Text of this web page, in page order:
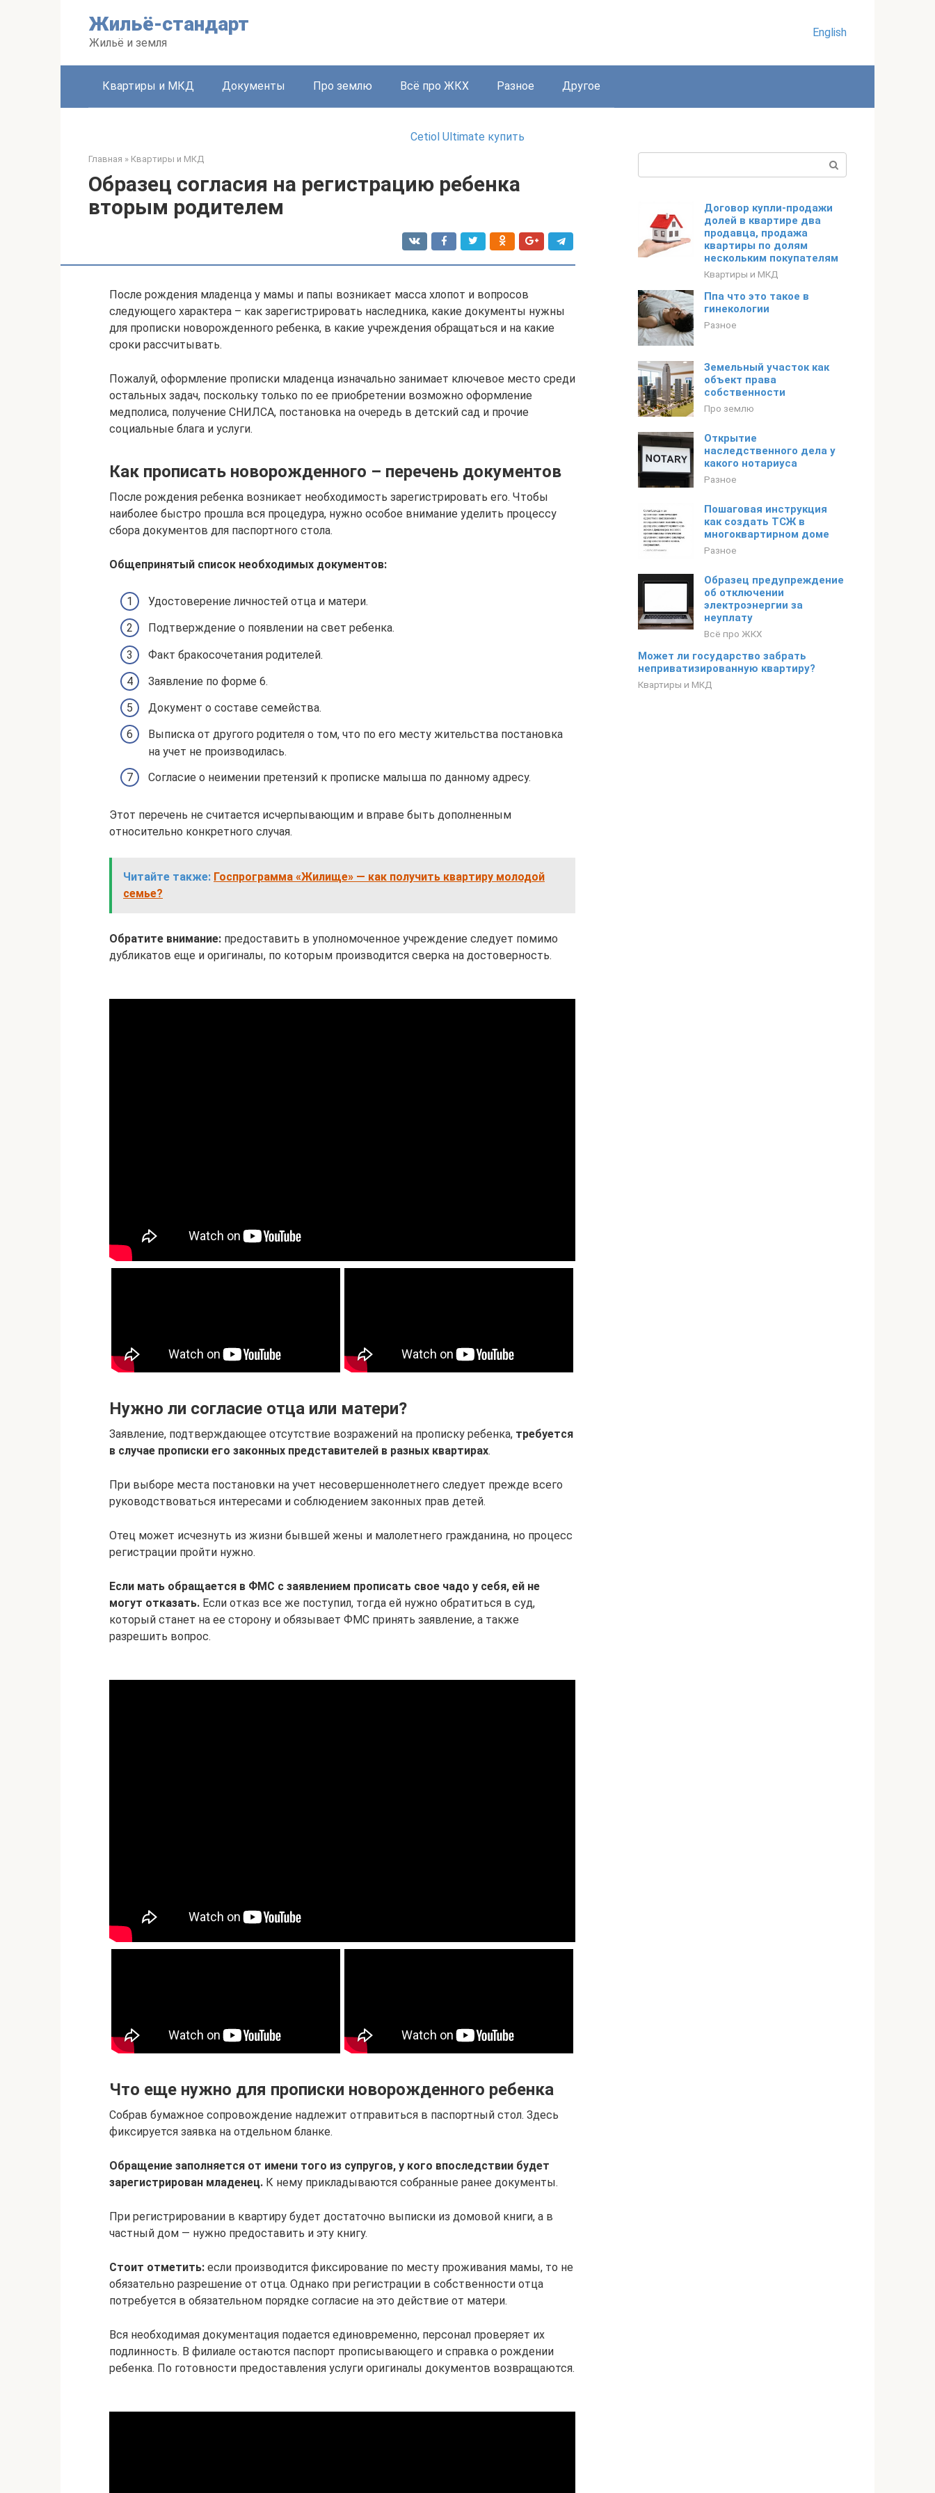
Жильё-стандарт
Жильё и земля
English
Квартиры и МКД Документы Про землю Всё про ЖКХ Разное Другое
Cetiol Ultimate купить
Главная » Квартиры и МКД
Образец согласия на регистрацию ребенка
вторым родителем
После рождения младенца у мамы и папы возникает масса хлопот и вопросов
следующего характера – как зарегистрировать наследника, какие документы нужны
для прописки новорожденного ребенка, в какие учреждения обращаться и на какие
сроки рассчитывать.
Пожалуй, оформление прописки младенца изначально занимает ключевое место среди
остальных задач, поскольку только по ее приобретении возможно оформление
медполиса, получение СНИЛСА, постановка на очередь в детский сад и прочие
социальные блага и услуги.
Как прописать новорожденного – перечень документов
После рождения ребенка возникает необходимость зарегистрировать его. Чтобы
наиболее быстро прошла вся процедура, нужно особое внимание уделить процессу
сбора документов для паспортного стола.
Общепринятый список необходимых документов:
Удостоверение личностей отца и матери.
Подтверждение о появлении на свет ребенка.
Факт бракосочетания родителей.
Заявление по форме 6.
Документ о составе семейства.
Выписка от другого родителя о том, что по его месту жительства постановка
на учет не производилась.
Согласие о неимении претензий к прописке малыша по данному адресу.
Этот перечень не считается исчерпывающим и вправе быть дополненным
относительно конкретного случая.
Читайте также: Госпрограмма «Жилище» — как получить квартиру молодой
семье?
Обратите внимание: предоставить в уполномоченное учреждение следует помимо
дубликатов еще и оригиналы, по которым производится сверка на достоверность.
Нужно ли согласие отца или матери?
Заявление, подтверждающее отсутствие возражений на прописку ребенка, требуется
в случае прописки его законных представителей в разных квартирах.
При выборе места постановки на учет несовершеннолетнего следует прежде всего
руководствоваться интересами и соблюдением законных прав детей.
Отец может исчезнуть из жизни бывшей жены и малолетнего гражданина, но процесс
регистрации пройти нужно.
Если мать обращается в ФМС с заявлением прописать свое чадо у себя, ей не
могут отказать. Если отказ все же поступил, тогда ей нужно обратиться в суд,
который станет на ее сторону и обязывает ФМС принять заявление, а также
разрешить вопрос.
Что еще нужно для прописки новорожденного ребенка
Собрав бумажное сопровождение надлежит отправиться в паспортный стол. Здесь
фиксируется заявка на отдельном бланке.
Обращение заполняется от имени того из супругов, у кого впоследствии будет
зарегистрирован младенец. К нему прикладываются собранные ранее документы.
При регистрировании в квартиру будет достаточно выписки из домовой книги, а в
частный дом — нужно предоставить и эту книгу.
Стоит отметить: если производится фиксирование по месту проживания мамы, то не
обязательно разрешение от отца. Однако при регистрации в собственности отца
потребуется в обязательном порядке согласие на это действие от матери.
Вся необходимая документация подается единовременно, персонал проверяет их
подлинность. В филиале остаются паспорт прописывающего и справка о рождении
ребенка. По готовности предоставления услуги оригиналы документов возвращаются.
Договор купли-продажи
долей в квартире два
продавца, продажа
квартиры по долям
нескольким покупателям
Квартиры и МКД
Ппа что это такое в
гинекологии
Разное
Земельный участок как
объект права
собственности
Про землю
Открытие
наследственного дела у
какого нотариуса
Разное
Пошаговая инструкция
как создать ТСЖ в
многоквартирном доме
Разное
Образец предупреждение
об отключении
электроэнергии за
неуплату
Всё про ЖКХ
Может ли государство забрать
неприватизированную квартиру?
Квартиры и МКД